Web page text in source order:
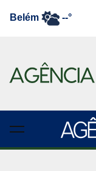
Belém --°